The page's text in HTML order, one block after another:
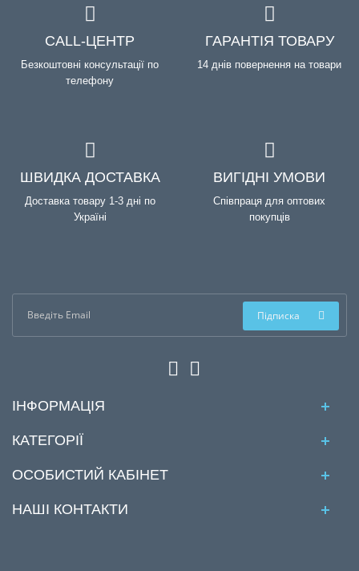
CALL-ЦЕНТР
Безкоштовні консультації по
телефону
ГАРАНТІЯ ТОВАРУ
14 днів повернення на товари
ШВИДКА ДОСТАВКА
Доставка товару 1-3 дні по
Україні
ВИГІДНІ УМОВИ
Співпраця для оптових
покупців
Підписка
ІНФОРМАЦІЯ
КАТЕГОРІЇ
ОСОБИСТИЙ КАБІНЕТ
НАШІ КОНТАКТИ